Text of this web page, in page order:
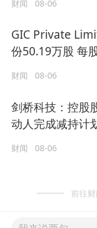
财闻 08-06
GIC Private
份50.19万股 每
财闻 08-06
剑桥科技：控股
动人完成减持计
财闻 08-06
前往